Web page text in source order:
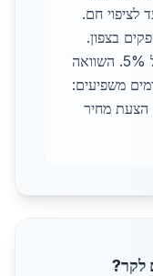
99.99% המיועד לציפוי חם.
בצפון.
הזמנות מעל 5 טון זוכות להנחה של 5%. השוואה
גורמים משפיעים:
הצעת מחיר
לקר?